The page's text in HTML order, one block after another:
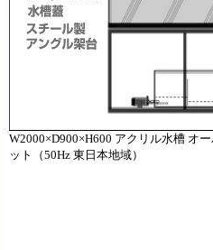
W2000×D900×H600 アクリル水槽 オ
ット（50Hz 東日本地域）